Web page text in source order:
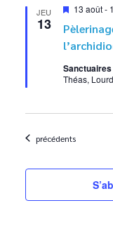
JEU
13
Mis
avant
13 août-
Théas,
Évènements
précédents